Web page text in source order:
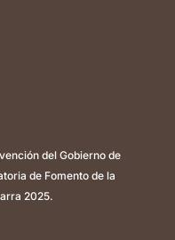
del Gobierno de
de Fomento de la
2025.